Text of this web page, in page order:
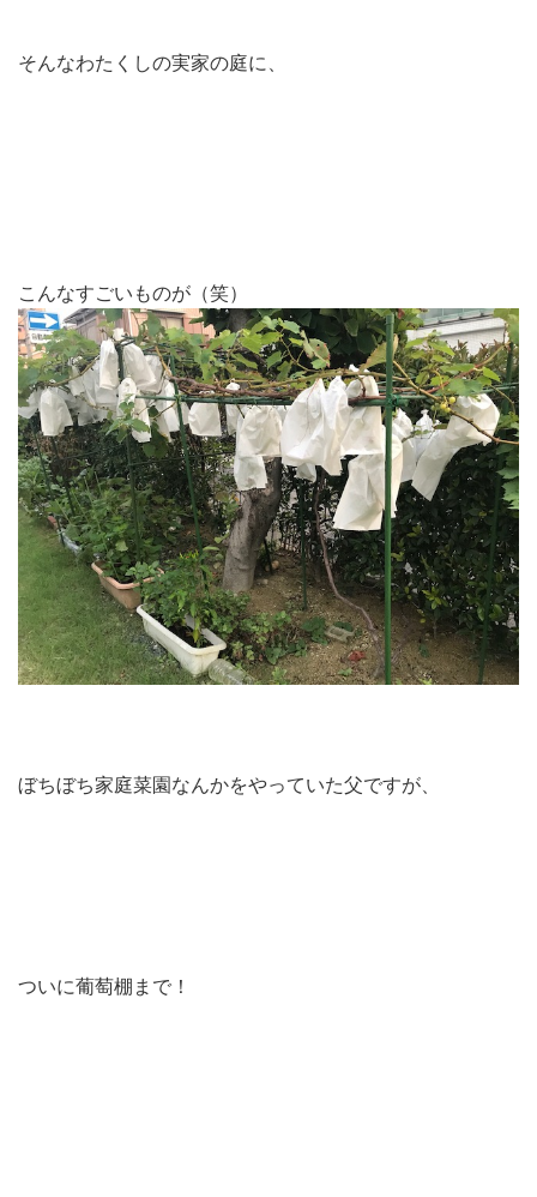
そんなわたくしの実家の庭に、
こんなすごいものが（笑）
ぼちぼち家庭菜園なんかをやっていた父ですが、
ついに葡萄棚まで！